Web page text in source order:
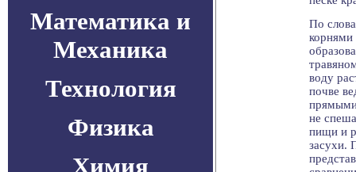
Математика и
Механика
Технология
Физика
Химия
По
корнями
воду
почве
не
пищи и
засухи.